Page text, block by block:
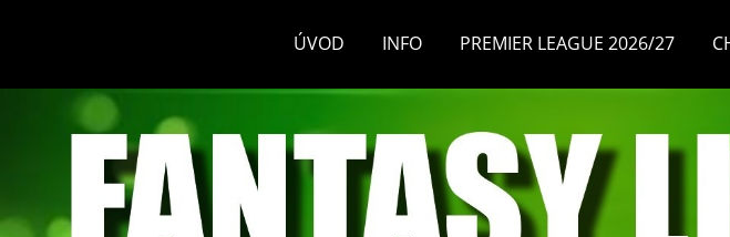
ÚVOD INFO PREMIER LEAGUE 2026/27